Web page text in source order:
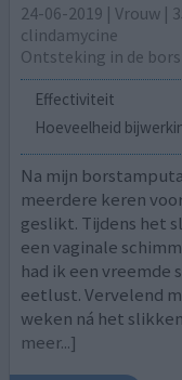
24-06-2019 | Vrouw |
clindamycine
Ontsteking in de
Effectiviteit
Hoeveelheid
Na mijn
meerdere keren
geslikt. Tijdens het
een vaginale
had ik een vreemde
eetlust. Vervelend
weken ná het
meer...]